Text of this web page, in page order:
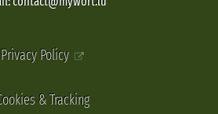
Privacy Policy
& Tracking